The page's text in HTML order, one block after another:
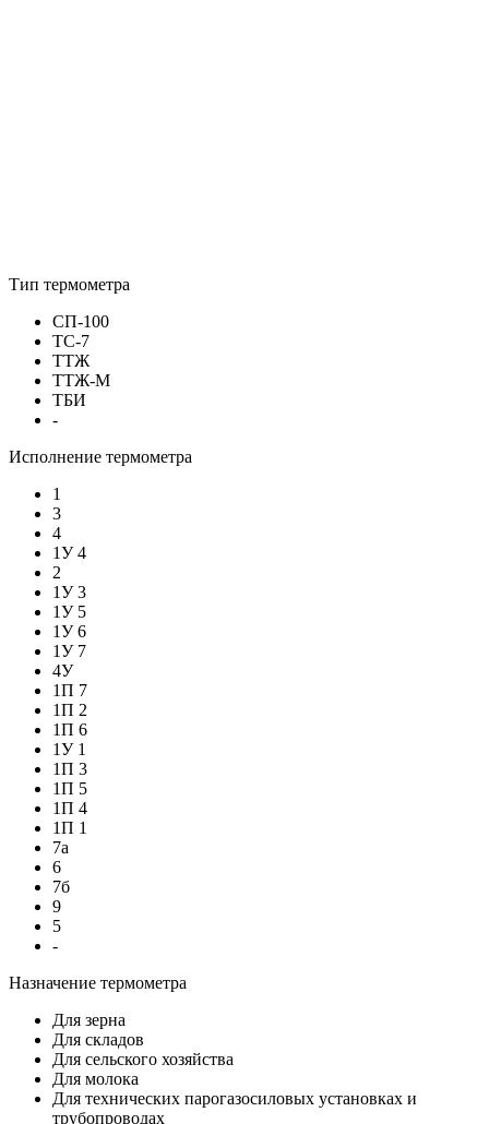
Тип термометра
СП-100
ТС-7
ТТЖ
ТТЖ-М
ТБИ
-
Исполнение термометра
1
3
4
1У 4
2
1У 3
1У 5
1У 6
1У 7
4У
1П 7
1П 2
1П 6
1У 1
1П 3
1П 5
1П 4
1П 1
7а
6
7б
9
5
-
Назначение термометра
Для зерна
Для складов
Для сельского хозяйства
Для молока
Для технических парогазосиловых установках и
трубопроводах